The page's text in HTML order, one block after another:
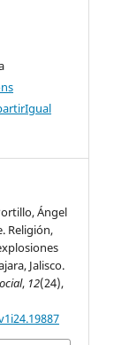
Ángel
Religión,
Jalisco.
, 12(24),